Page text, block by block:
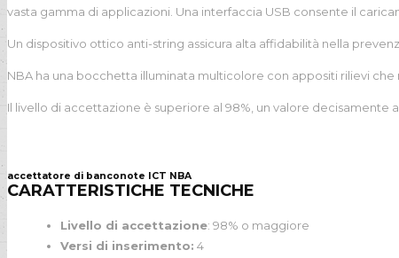
vasta gamma di applicazioni. Una interfaccia USB consente il
Un dispositivo ottico anti-string assicura alta affidabilità nella
NBA ha una bocchetta illuminata multicolore con appositi rilievi
Il livello di accettazione è superiore al 98%, un valore decisamente
accettatore di banconote ICT NBA
CARATTERISTICHE TECNICHE
Livello di accettazione: 98% o maggiore
Versi di inserimento: 4